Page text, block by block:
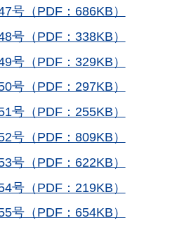
号（PDF：686KB）
号（PDF：338KB）
号（PDF：329KB）
号（PDF：297KB）
号（PDF：255KB）
号（PDF：809KB）
号（PDF：622KB）
号（PDF：219KB）
号（PDF：654KB）